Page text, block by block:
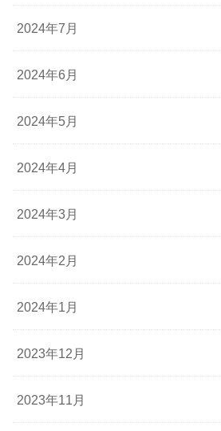
2024年7月
2024年6月
2024年5月
2024年4月
2024年3月
2024年2月
2024年1月
2023年12月
2023年11月